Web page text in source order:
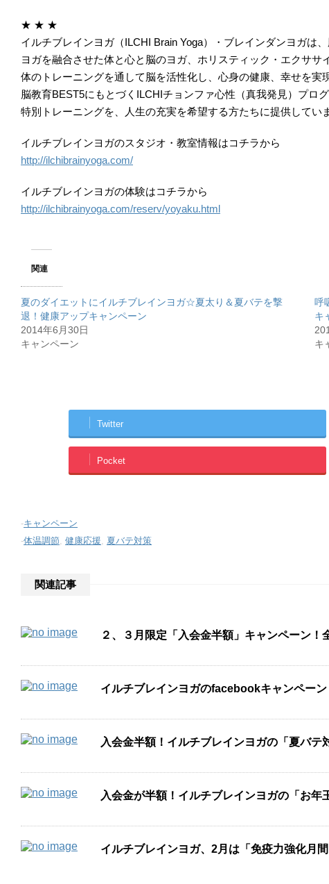
★ ★ ★
イルチブレインヨガ（ILCHI Brain Yoga）・ブレインダンヨガは、
ヨガを融合させた体と心と脳のヨガ、ホリスティック・エクササ
体のトレーニングを通して脳を活性化し、心身の健康、幸せを実
脳教育BEST5にもとづくILCHIチョンファ心性（真我発見）プロ
特別トレーニングを、人生の充実を希望する方たちに提供してい
イルチブレインヨガのスタジオ・教室情報はコチラから
http://ilchibrainyoga.com/
イルチブレインヨガの体験はコチラから
http://ilchibrainyoga.com/reserv/yoyaku.html
関連
夏のダイエットにイルチブレインヨガ☆夏太り＆夏バテを撃
退！健康アップキャンペーン
2014年6月30日
キャンペーン
呼
キ
キ
Twitter
Pocket
-キャンペーン
-体温調節, 健康応援, 夏バテ対策
関連記事
２、３月限定「入会金半額」キャンペーン！
イルチブレインヨガのfacebookキャンペー
入会金半額！イルチブレインヨガの「夏バテ
入会金が半額！イルチブレインヨガの「お
イルチブレインヨガ、2月は「免疫力強化月